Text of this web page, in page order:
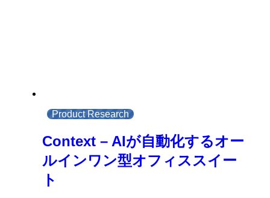
Product Research
Context – AIが自動化するオー
ルインワン型オフィススイー
ト